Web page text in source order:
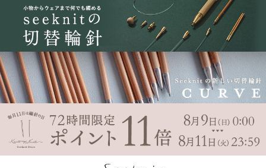
商品番号/JANコード
バンドル販売
予約商品
予約商品のみを表示
並び順
新着順
登録順